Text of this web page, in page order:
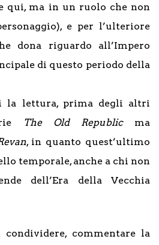
qui, ma in un ruolo che non
e per l’ulteriore
dona riguardo all’Impero
di questo periodo della
la lettura, prima degli altri
The Old Republicma
, in quanto quest’ultimo
temporale, anche a chi non
dell’Era della Vecchia
commentare la